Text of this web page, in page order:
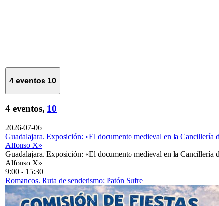
4 eventos 10
4 eventos, 10
2026-07-06
Guadalajara. Exposición: «El documento medieval en la Cancillería
Alfonso X»
Guadalajara. Exposición: «El documento medieval en la Cancillería
Alfonso X»
9:00 - 15:30
Romancos. Ruta de senderismo: Patón Sufre